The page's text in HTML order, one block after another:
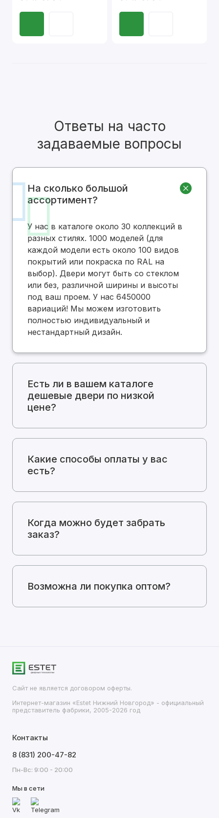
Ответы на часто
задаваемые вопросы
На сколько большой
ассортимент?
У нас в каталоге около 30 коллекций в
разных стилях. 1000 моделей (для
каждой модели есть около 100 видов
покрытий или покраска по RAL на
выбор). Двери могут быть со стеклом
или без, различной ширины и высоты
под ваш проем. У нас 6450000
вариаций! Мы можем изготовить
полностью индивидуальный и
нестандартный дизайн.
Есть ли в вашем каталоге
дешевые двери по низкой
цене?
Какие способы оплаты у вас
есть?
Когда можно будет забрать
заказ?
Возможна ли покупка оптом?
Сайт не является договором оферты.
Интернет-магазин «Estet Нижний Новгород» - официальный
представитель фабрики, 2005-2026 год
Контакты
8 (831) 200-47-82
Пн-Вс: 9:00 - 20:00
Мы в сети